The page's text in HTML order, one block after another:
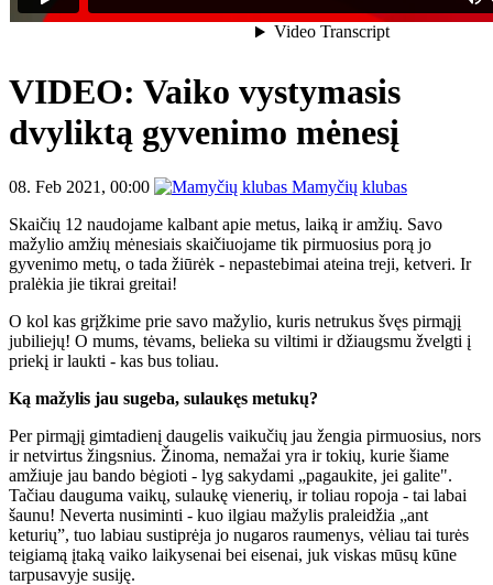
VIDEO: Vaiko vystymasis
dvyliktą gyvenimo mėnesį
08. Feb 2021, 00:00
Mamyčių klubas
Skaičių 12 naudojame kalbant apie metus, laiką ir amžių. Savo
mažylio amžių mėnesiais skaičiuojame tik pirmuosius porą jo
gyvenimo metų, o tada žiūrėk - nepastebimai ateina treji, ketveri. Ir
pralėkia jie tikrai greitai!
O kol kas grįžkime prie savo mažylio, kuris netrukus švęs pirmąjį
jubiliejų! O mums, tėvams, belieka su viltimi ir džiaugsmu žvelgti į
priekį ir laukti - kas bus toliau.
Ką mažylis jau sugeba, sulaukęs metukų?
Per pirmąjį gimtadienį daugelis vaikučių jau žengia pirmuosius, nors
ir netvirtus žingsnius. Žinoma, nemažai yra ir tokių, kurie šiame
amžiuje jau bando bėgioti - lyg sakydami „pagaukite, jei galite".
Tačiau dauguma vaikų, sulaukę vienerių, ir toliau ropoja - tai labai
šaunu! Neverta nusiminti - kuo ilgiau mažylis praleidžia „ant
keturių”, tuo labiau sustiprėja jo nugaros raumenys, vėliau tai turės
teigiamą įtaką vaiko laikysenai bei eisenai, juk viskas mūsų kūne
tarpusavyje susiję.